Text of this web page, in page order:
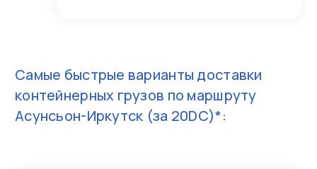
Самые быстрые варианты доставки
контейнерных грузов по маршруту
Асунсьон-Иркутск (за 20DC)*: